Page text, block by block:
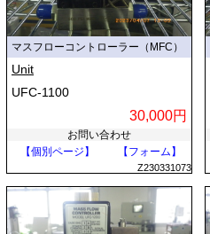
マスフローコントローラー（MFC）
Unit
UFC-1100
30,000円
お問い合わせ
【個別ページ】
【フォーム】
Z230331073